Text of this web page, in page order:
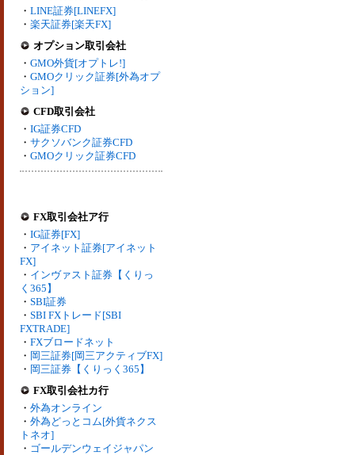
・ LINE証券[LINEFX]
・ 楽天証券[楽天FX]
オプション取引会社
・ GMO外貨[オプトレ!]
・ GMOクリック証券[外為オプ
ション]
CFD取引会社
・ IG証券CFD
・ サクソバンク証券CFD
・ GMOクリック証券CFD
FX取引会社ア行
・ IG証券[FX]
・ アイネット証券[アイネット
FX]
・ インヴァスト証券【くりっ
く365】
・ SBI証券
・ SBI FXトレード[SBI
FXTRADE]
・ FXブロードネット
・ 岡三証券[岡三アクティブFX]
・ 岡三証券【くりっく365】
FX取引会社カ行
・ 外為オンライン
・ 外為どっとコム[外貨ネクス
トネオ]
・ ゴールデンウェイジャパン